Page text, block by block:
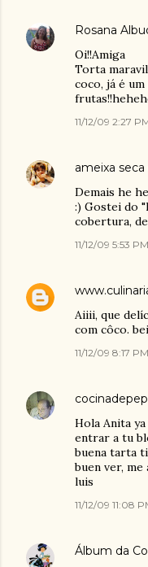
Rosana
Oi!!Amiga
Torta
coco, já é um
11/12/09 2:27
ameixa seca
Demais he
:) Gostei do
cobertura,
11/12/09 5:53 PM
Aiiii, que
com côco.
11/12/09 8:17 PM
Hola Anita
entrar a tu
buena tarta
buen ver,
luis
11/12/09 11:08
Álbum da